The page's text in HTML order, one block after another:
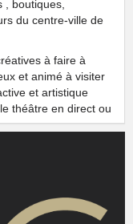
, boutiques,
du centre-ville de
à faire à
et animé à visiter
et artistique
théâtre en direct ou
du studio .
et des centres
toute l'année .
utilisée sous